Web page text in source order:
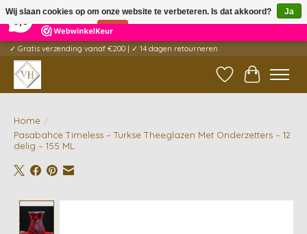
5 Reviews ×
✓ Gratis verzending vanaf €200 | ✓ 14 dagen retourneren
Verlanglijst
Home /
Pasabahce Timeless – Turkse Theeglazen Met Onderzetters – 12
delig – 155 ML
Wij slaan cookies op om onze website te verbeteren. Is dat akkoord?
Ja
Nee